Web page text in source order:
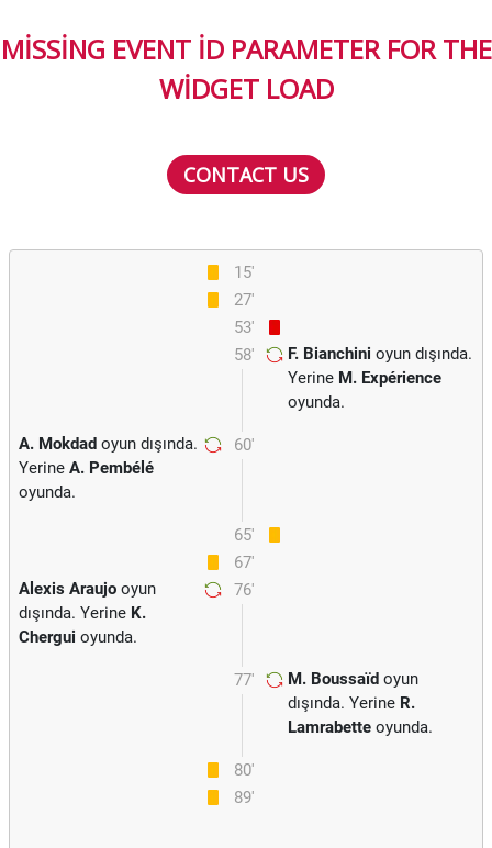
MISSING EVENT ID PARAMETER FOR THE
WIDGET LOAD
CONTACT US
15'
27'
53'
58'
F. Bianchini oyun dışında.
Yerine M. Expérience
oyunda.
60'
A. Mokdad oyun dışında.
Yerine A. Pembélé
oyunda.
65'
67'
76'
Alexis Araujo oyun
dışında. Yerine K.
Chergui oyunda.
77' M. Boussaïd oyun
dışında. Yerine R.
Lamrabette oyunda.
80'
89'